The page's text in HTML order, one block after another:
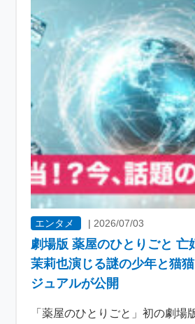
エンタメ | 2026/07/03
劇場版 薬屋のひとりごと 亡
茉莉也演じる謎の少年と猫
ジュアルが公開
「薬屋のひとりごと」初の劇